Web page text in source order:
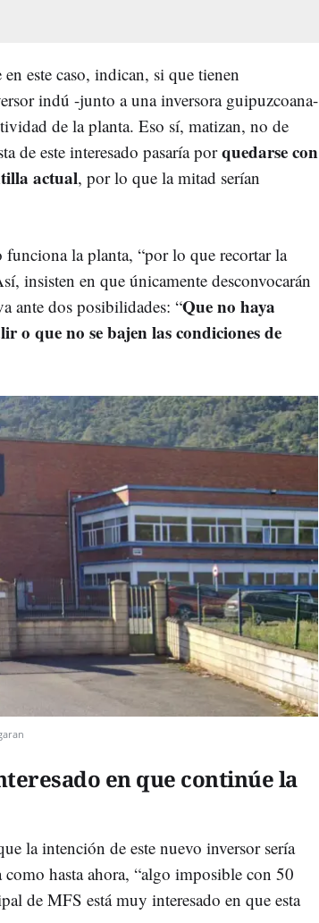
este caso, indican, si que tienen
indú -junto a una inversora guipuzcoana-
de la planta. Eso sí, matizan, no de
de este interesado pasaría porquedarse con
actual, por lo que la mitad serían
funciona la planta, “por lo que recortar la
insisten en que únicamente desconvocarán
ante dos posibilidades: “Que no haya
o que no se bajen las condiciones de
en que continúe la
la intención de este nuevo inversor sería
hasta ahora, “algo imposible con 50
de MFS está muy interesado en que esta